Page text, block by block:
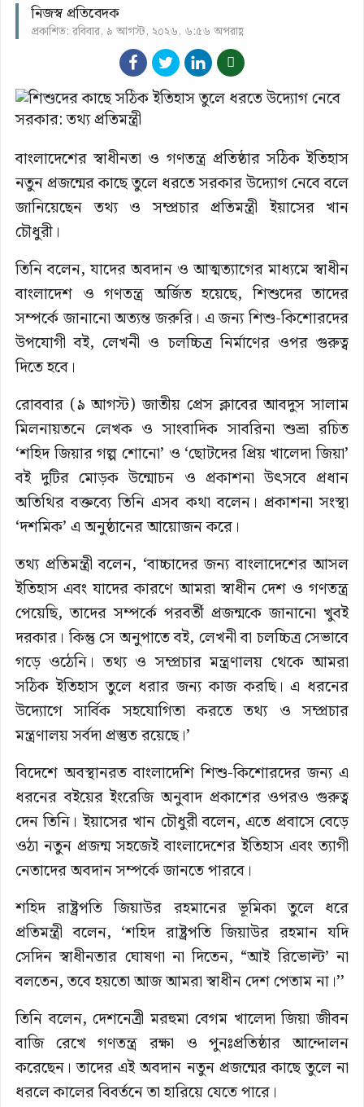
নিজস্ব প্রতিবেদক
প্রকাশিত: রবিবার, ৯ আগস্ট, ২০২৬, ৬:৫৬ অপরাহ্ণ
বাংলাদেশের স্বাধীনতা ও গণতন্ত্র প্রতিষ্ঠার সঠিক ইতিহাস
নতুন প্রজন্মের কাছে তুলে ধরতে সরকার উদ্যোগ নেবে বলে
জানিয়েছেন তথ্য ও সম্প্রচার প্রতিমন্ত্রী ইয়াসের খান
চৌধুরী।
তিনি বলেন, যাদের অবদান ও আত্মত্যাগের মাধ্যমে স্বাধীন
বাংলাদেশ ও গণতন্ত্র অর্জিত হয়েছে, শিশুদের তাদের
সম্পর্কে জানানো অত্যন্ত জরুরি। এ জন্য শিশু-কিশোরদের
উপযোগী বই, লেখনী ও চলচ্চিত্র নির্মাণের ওপর গুরুত্ব
দিতে হবে।
রোববার (৯ আগস্ট) জাতীয় প্রেস ক্লাবের আবদুস সালাম
মিলনায়তনে লেখক ও সাংবাদিক সাবরিনা শুভ্রা রচিত
‘শহিদ জিয়ার গল্প শোনো’ ও ‘ছোটদের প্রিয় খালেদা জিয়া’
বই দুটির মোড়ক উন্মোচন ও প্রকাশনা উৎসবে প্রধান
অতিথির বক্তব্যে তিনি এসব কথা বলেন। প্রকাশনা সংস্থা
‘দশমিক’ এ অনুষ্ঠানের আয়োজন করে।
তথ্য প্রতিমন্ত্রী বলেন, ‘বাচ্চাদের জন্য বাংলাদেশের আসল
ইতিহাস এবং যাদের কারণে আমরা স্বাধীন দেশ ও গণতন্ত্র
পেয়েছি, তাদের সম্পর্কে পরবর্তী প্রজন্মকে জানানো খুবই
দরকার। কিন্তু সে অনুপাতে বই, লেখনী বা চলচ্চিত্র সেভাবে
গড়ে ওঠেনি। তথ্য ও সম্প্রচার মন্ত্রণালয় থেকে আমরা
সঠিক ইতিহাস তুলে ধরার জন্য কাজ করছি। এ ধরনের
উদ্যোগে সার্বিক সহযোগিতা করতে তথ্য ও সম্প্রচার
মন্ত্রণালয় সর্বদা প্রস্তুত রয়েছে।’
বিদেশে অবস্থানরত বাংলাদেশি শিশু-কিশোরদের জন্য এ
ধরনের বইয়ের ইংরেজি অনুবাদ প্রকাশের ওপরও গুরুত্ব
দেন তিনি। ইয়াসের খান চৌধুরী বলেন, এতে প্রবাসে বেড়ে
ওঠা নতুন প্রজন্ম সহজেই বাংলাদেশের ইতিহাস এবং ত্যাগী
নেতাদের অবদান সম্পর্কে জানতে পারবে।
শহিদ রাষ্ট্রপতি জিয়াউর রহমানের ভূমিকা তুলে ধরে
প্রতিমন্ত্রী বলেন, ‘শহিদ রাষ্ট্রপতি জিয়াউর রহমান যদি
সেদিন স্বাধীনতার ঘোষণা না দিতেন, “আই রিভোল্ট’ না
বলতেন, তবে হয়তো আজ আমরা স্বাধীন দেশ পেতাম না।’’
তিনি বলেন, দেশনেত্রী মরহুমা বেগম খালেদা জিয়া জীবন
বাজি রেখে গণতন্ত্র রক্ষা ও পুনঃপ্রতিষ্ঠার আন্দোলন
করেছেন। তাদের এই অবদান নতুন প্রজন্মের কাছে তুলে না
ধরলে কালের বিবর্তনে তা হারিয়ে যেতে পারে।